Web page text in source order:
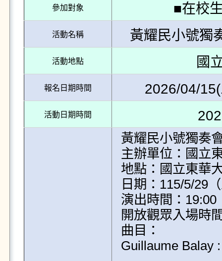
參加對象 ■在校
活動名稱 黃耀民小號獨
活動地點 國
報名日期時間 2026/04/
活動日期時間
黃耀民小號獨奏
主辦單位：國立
地點：國立東華
日期：115/5/29
演出時間：19:00
開放觀眾入場時
曲目：
Guillaume Balay